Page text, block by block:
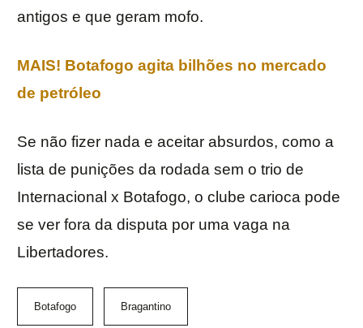
antigos e que geram mofo.
MAIS! Botafogo agita bilhões no mercado
de petróleo
Se não fizer nada e aceitar absurdos, como a
lista de punições da rodada sem o trio de
Internacional x Botafogo, o clube carioca pode
se ver fora da disputa por uma vaga na
Libertadores.
Botafogo Bragantino